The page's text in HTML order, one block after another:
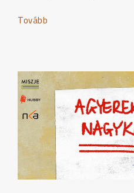
Tovább